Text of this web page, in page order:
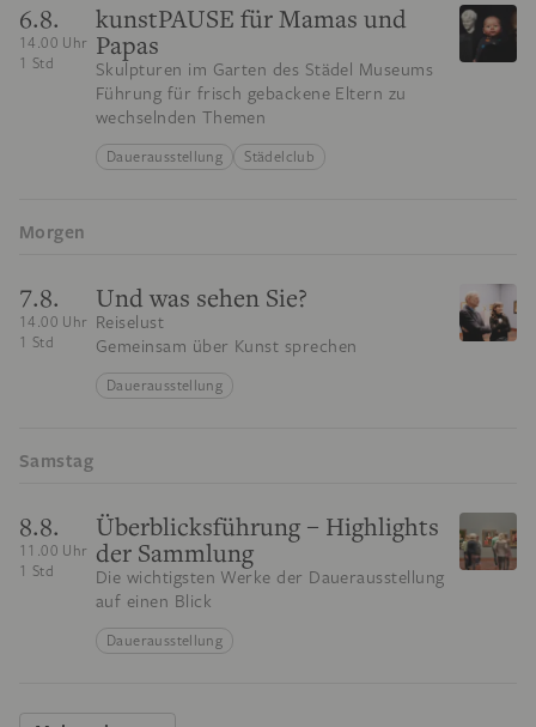
6.8.
14.00 Uhr
1 Std
kunstPAUSE für Mamas und
Papas
Skulpturen im Garten des Städel Museums
Führung für frisch gebackene Eltern zu
wechselnden Themen
Dauerausstellung Städelclub
Morgen
7.8.
14.00 Uhr
1 Std
Und was sehen Sie?
Reiselust
Gemeinsam über Kunst sprechen
Dauerausstellung
Samstag
8.8.
11.00 Uhr
1 Std
Überblicksführung – Highlights
der Sammlung
Die wichtigsten Werke der Dauerausstellung
auf einen Blick
Dauerausstellung